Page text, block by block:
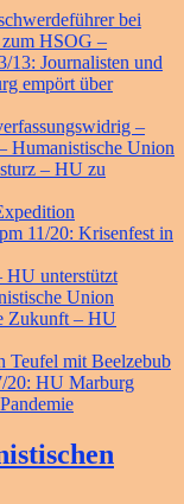
bei
zum HSOG –
13: Journalisten und
empört über
–
Humanistische Union
– HU zu
pm 11/20: Krisenfest in
HU unterstützt
Union
Zukunft – HU
Teufel mit Beelzebub
20: HU Marburg